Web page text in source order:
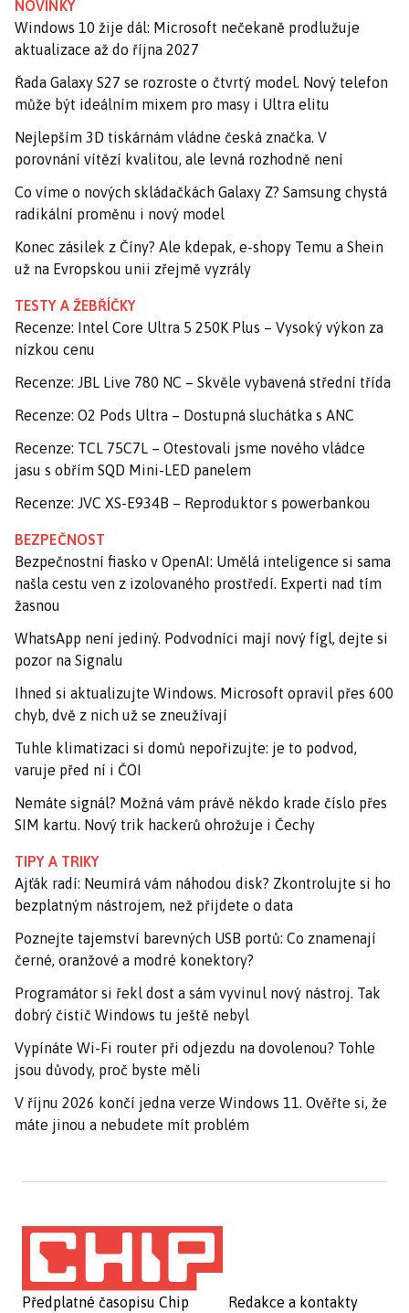
NOVINKY
Windows 10 žije dál: Microsoft nečekaně prodlužuje
aktualizace až do října 2027
Řada Galaxy S27 se rozroste o čtvrtý model. Nový telefon
může být ideálním mixem pro masy i Ultra elitu
Nejlepším 3D tiskárnám vládne česká značka. V
porovnání vítězí kvalitou, ale levná rozhodně není
Co víme o nových skládačkách Galaxy Z? Samsung chystá
radikální proměnu i nový model
Konec zásilek z Číny? Ale kdepak, e-shopy Temu a Shein
už na Evropskou unii zřejmě vyzrály
TESTY A ŽEBŘÍČKY
Recenze: Intel Core Ultra 5 250K Plus – Vysoký výkon za
nízkou cenu
Recenze: JBL Live 780 NC – Skvěle vybavená střední třída
Recenze: O2 Pods Ultra – Dostupná sluchátka s ANC
Recenze: TCL 75C7L – Otestovali jsme nového vládce
jasu s obřím SQD Mini-LED panelem
Recenze: JVC XS-E934B – Reproduktor s powerbankou
BEZPEČNOST
Bezpečnostní fiasko v OpenAI: Umělá inteligence si sama
našla cestu ven z izolovaného prostředí. Experti nad tím
žasnou
WhatsApp není jediný. Podvodníci mají nový fígl, dejte si
pozor na Signalu
Ihned si aktualizujte Windows. Microsoft opravil přes 600
chyb, dvě z nich už se zneužívají
Tuhle klimatizaci si domů nepořizujte: je to podvod,
varuje před ní i ČOI
Nemáte signál? Možná vám právě někdo krade číslo přes
SIM kartu. Nový trik hackerů ohrožuje i Čechy
TIPY A TRIKY
Ajťák radí: Neumírá vám náhodou disk? Zkontrolujte si ho
bezplatným nástrojem, než přijdete o data
Poznejte tajemství barevných USB portů: Co znamenají
černé, oranžové a modré konektory?
Programátor si řekl dost a sám vyvinul nový nástroj. Tak
dobrý čistič Windows tu ještě nebyl
Vypínáte Wi-Fi router při odjezdu na dovolenou? Tohle
jsou důvody, proč byste měli
V říjnu 2026 končí jedna verze Windows 11. Ověřte si, že
máte jinou a nebudete mít problém
Předplatné časopisu Chip
Redakce a kontakty